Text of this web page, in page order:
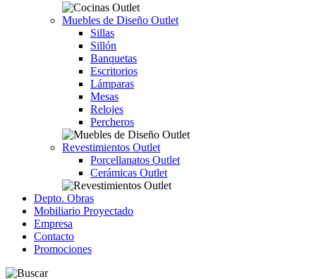
Muebles de Diseño Outlet
Sillas
Sillón
Banquetas
Escritorios
Lámparas
Mesas
Relojes
Percheros
Revestimientos Outlet
Porcellanatos Outlet
Cerámicas Outlet
Depto. Obras
Mobiliario Proyectado
Empresa
Contacto
Promociones